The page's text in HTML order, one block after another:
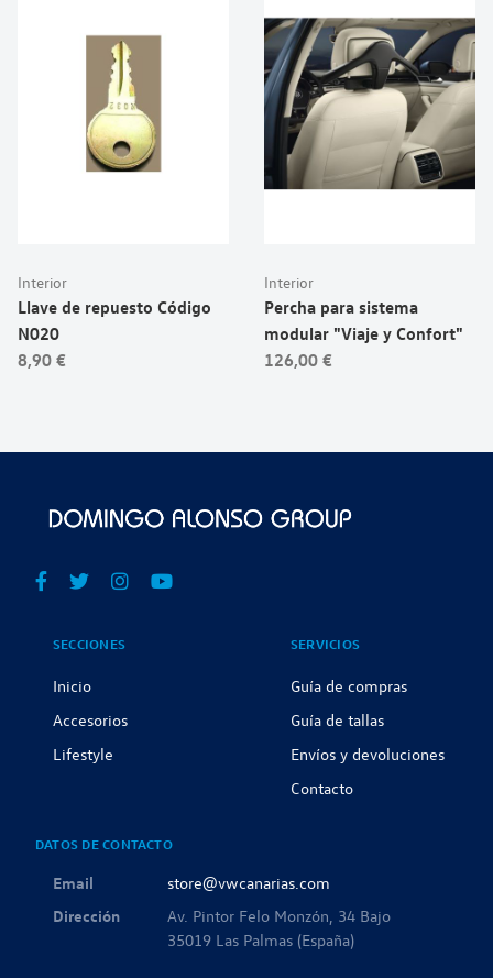
Interior
Llave de repuesto Código
N020
8,90 €
Interior
Percha para sistema
modular "Viaje y Confort"
126,00 €
SECCIONES
Inicio
Accesorios
Lifestyle
SERVICIOS
Guía de compras
Guía de tallas
Envíos y devoluciones
Contacto
DATOS DE CONTACTO
Email
store@vwcanarias.com
Dirección
Av. Pintor Felo Monzón, 34 Bajo
35019 Las Palmas (España)